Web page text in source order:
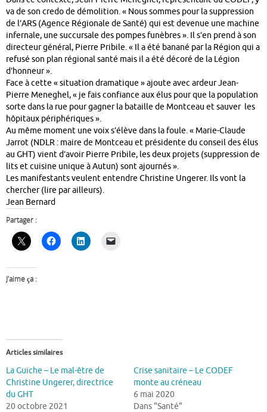
va de son credo de démolition. « Nous sommes pour la suppression
de l’ARS (Agence Régionale de Santé) qui est devenue une machine
infernale, une succursale des pompes funèbres ». Il s’en prend à son
directeur général, Pierre Pribile. « Il a été banané par la Région qui a
refusé son plan régional santé mais il a été décoré de la Légion
d’honneur ».
Face à cette « situation dramatique » ajoute avec ardeur Jean-
Pierre Meneghel, « je fais confiance aux élus pour que la population
sorte dans la rue pour gagner la bataille de Montceau et sauver les
hôpitaux périphériques ».
Au même moment une voix s’élève dans la foule. « Marie-Claude
Jarrot (NDLR : maire de Montceau et présidente du conseil des élus
au GHT) vient d’avoir Pierre Pribile, les deux projets (suppression de
lits et cuisine unique à Autun) sont ajournés ».
Les manifestants veulent entendre Christine Ungerer. Ils vont la
chercher (lire par ailleurs).
Jean Bernard
Partager :
J’aime ça :
Articles similaires
La Guiche – Le mal-être de
Christine Ungerer, directrice
du GHT
20 octobre 2021
Crise sanitaire – Le CODEF
monte au créneau
6 mai 2020
Dans "Santé"